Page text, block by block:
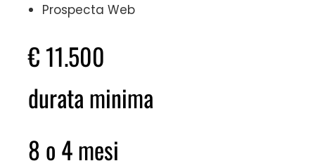
Prospecta Web
€ 11.500
durata minima
8 o 4 mesi